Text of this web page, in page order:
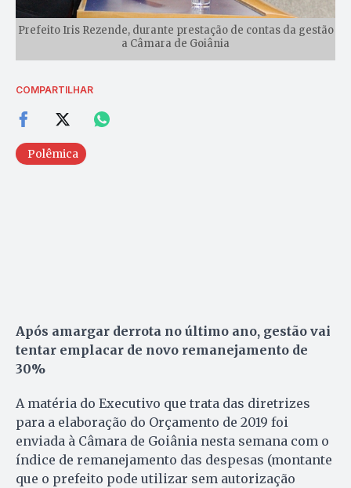
Prefeito Iris Rezende, durante prestação de contas da gestão
a Câmara de Goiânia
COMPARTILHAR
Polêmica
Após amargar derrota no último ano, gestão vai
tentar emplacar de novo remanejamento de
30%
A matéria do Executivo que trata das diretrizes
para a elaboração do Orçamento de 2019 foi
enviada à Câmara de Goiânia nesta semana com o
índice de remanejamento das despesas (montante
que o prefeito pode utilizar sem autorização